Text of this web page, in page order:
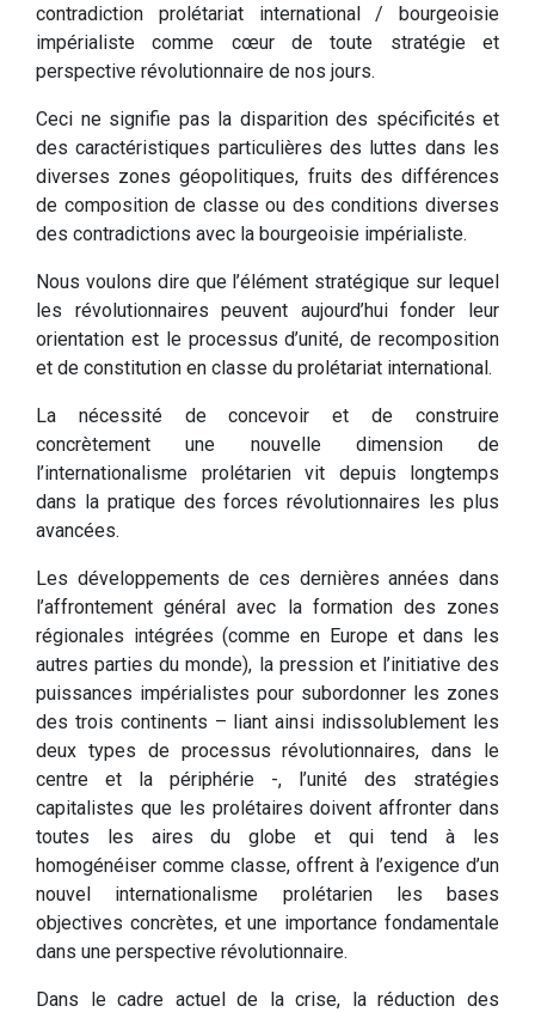
contradiction prolétariat international / bourgeoisie
impérialiste comme cœur de toute stratégie et
perspective révolutionnaire de nos jours.
Ceci ne signifie pas la disparition des spécificités et
des caractéristiques particulières des luttes dans les
diverses zones géopolitiques, fruits des différences
de composition de classe ou des conditions diverses
des contradictions avec la bourgeoisie impérialiste.
Nous voulons dire que l’élément stratégique sur lequel
les révolutionnaires peuvent aujourd’hui fonder leur
orientation est le processus d’unité, de recomposition
et de constitution en classe du prolétariat international.
La nécessité de concevoir et de construire
concrètement une nouvelle dimension de
l’internationalisme prolétarien vit depuis longtemps
dans la pratique des forces révolutionnaires les plus
avancées.
Les développements de ces dernières années dans
l’affrontement général avec la formation des zones
régionales intégrées (comme en Europe et dans les
autres parties du monde), la pression et l’initiative des
puissances impérialistes pour subordonner les zones
des trois continents – liant ainsi indissolublement les
deux types de processus révolutionnaires, dans le
centre et la périphérie -, l’unité des stratégies
capitalistes que les prolétaires doivent affronter dans
toutes les aires du globe et qui tend à les
homogénéiser comme classe, offrent à l’exigence d’un
nouvel internationalisme prolétarien les bases
objectives concrètes, et une importance fondamentale
dans une perspective révolutionnaire.
Dans le cadre actuel de la crise, la réduction des